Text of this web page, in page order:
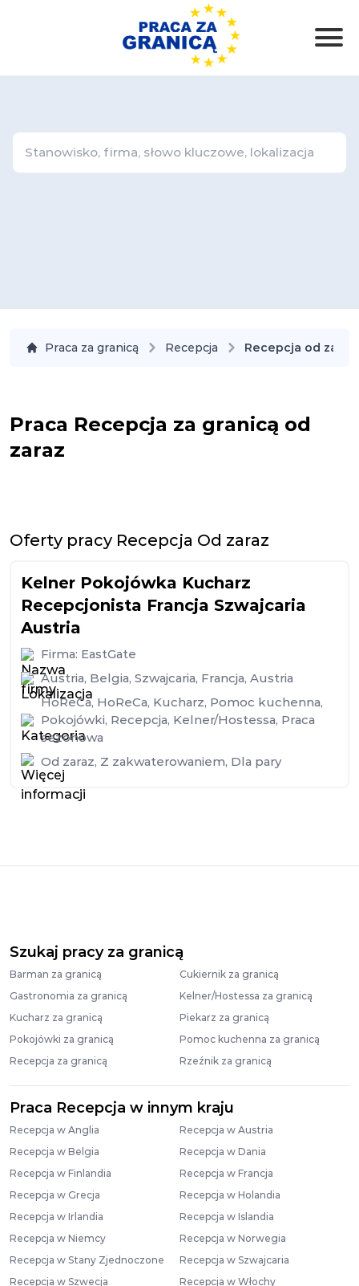
Praca za granicą Recepcja Recepcja od zaraz
Praca Recepcja za granicą od
zaraz
Oferty pracy Recepcja Od zaraz
Kelner Pokojówka Kucharz
Recepcjonista Francja Szwajcaria
Austria
Firma: EastGate
Austria, Belgia, Szwajcaria, Francja, Austria
HoReCa, HoReCa, Kucharz, Pomoc kuchenna,
Pokojówki, Recepcja, Kelner/Hostessa, Praca
sezonowa
Od zaraz, Z zakwaterowaniem, Dla pary
Szukaj pracy za granicą
Barman za granicą
Cukiernik za granicą
Gastronomia za granicą
Kelner/Hostessa za granicą
Kucharz za granicą
Piekarz za granicą
Pokojówki za granicą
Pomoc kuchenna za granicą
Recepcja za granicą
Rzeźnik za granicą
Praca Recepcja w innym kraju
Recepcja w Anglia
Recepcja w Austria
Recepcja w Belgia
Recepcja w Dania
Recepcja w Finlandia
Recepcja w Francja
Recepcja w Grecja
Recepcja w Holandia
Recepcja w Irlandia
Recepcja w Islandia
Recepcja w Niemcy
Recepcja w Norwegia
Recepcja w Stany Zjednoczone
Recepcja w Szwajcaria
Recepcja w Szwecja
Recepcja w Włochy